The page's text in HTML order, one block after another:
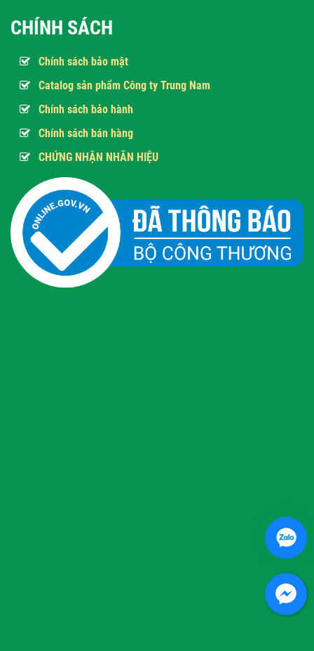
CHÍNH SÁCH
Chính sách bảo mật
Catalog sản phẩm Công ty Trung Nam
Chính sách bảo hành
Chính sách bán hàng
CHỨNG NHẬN NHÃN HIỆU